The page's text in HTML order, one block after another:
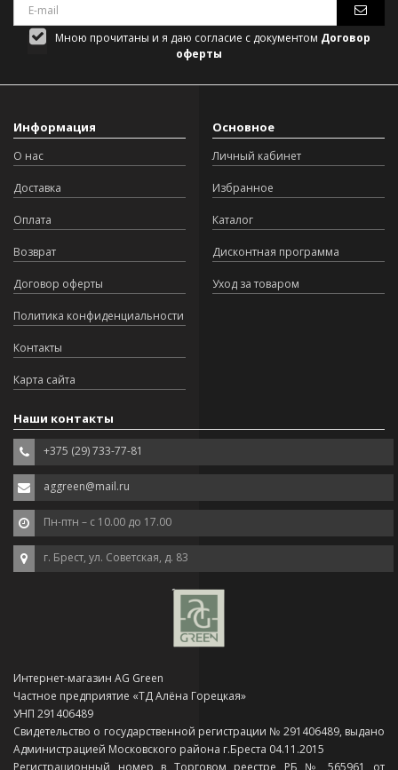
Мною прочитаны и я даю согласие с документом Договор
оферты
Информация
О нас
Доставка
Оплата
Возврат
Договор оферты
Политика конфиденциальности
Контакты
Карта сайта
Основное
Личный кабинет
Избранное
Каталог
Дисконтная программа
Уход за товаром
Наши контакты
+375 (29) 733-77-81
aggreen@mail.ru
Пн-птн – с 10.00 до 17.00
г. Брест, ул. Советская, д. 83
Интернет-магазин AG Green
Частное предприятие «ТД Алёна Горецкая»
УНП 291406489
Свидетельство о государственной регистрации № 291406489, выдано
Администрацией Московского района г.Бреста 04.11.2015
Регистрационный номер в Торговом реестре РБ № 565961 от